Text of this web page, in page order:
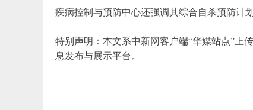
疾病控制与预防中心还强调其综合自杀预防计
特别声明：本文系中新网客户端“华媒站点”上
息发布与展示平台。